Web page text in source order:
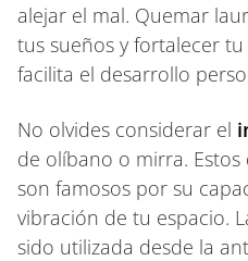
alejar el mal. Quemar
tus sueños y fortalecer
facilita el desarrollo
No olvides considerar el
de olíbano o mirra.
son famosos por su
vibración de tu espacio.
sido utilizada desde la